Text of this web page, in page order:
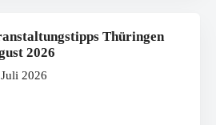
Thüringen
2026
2026